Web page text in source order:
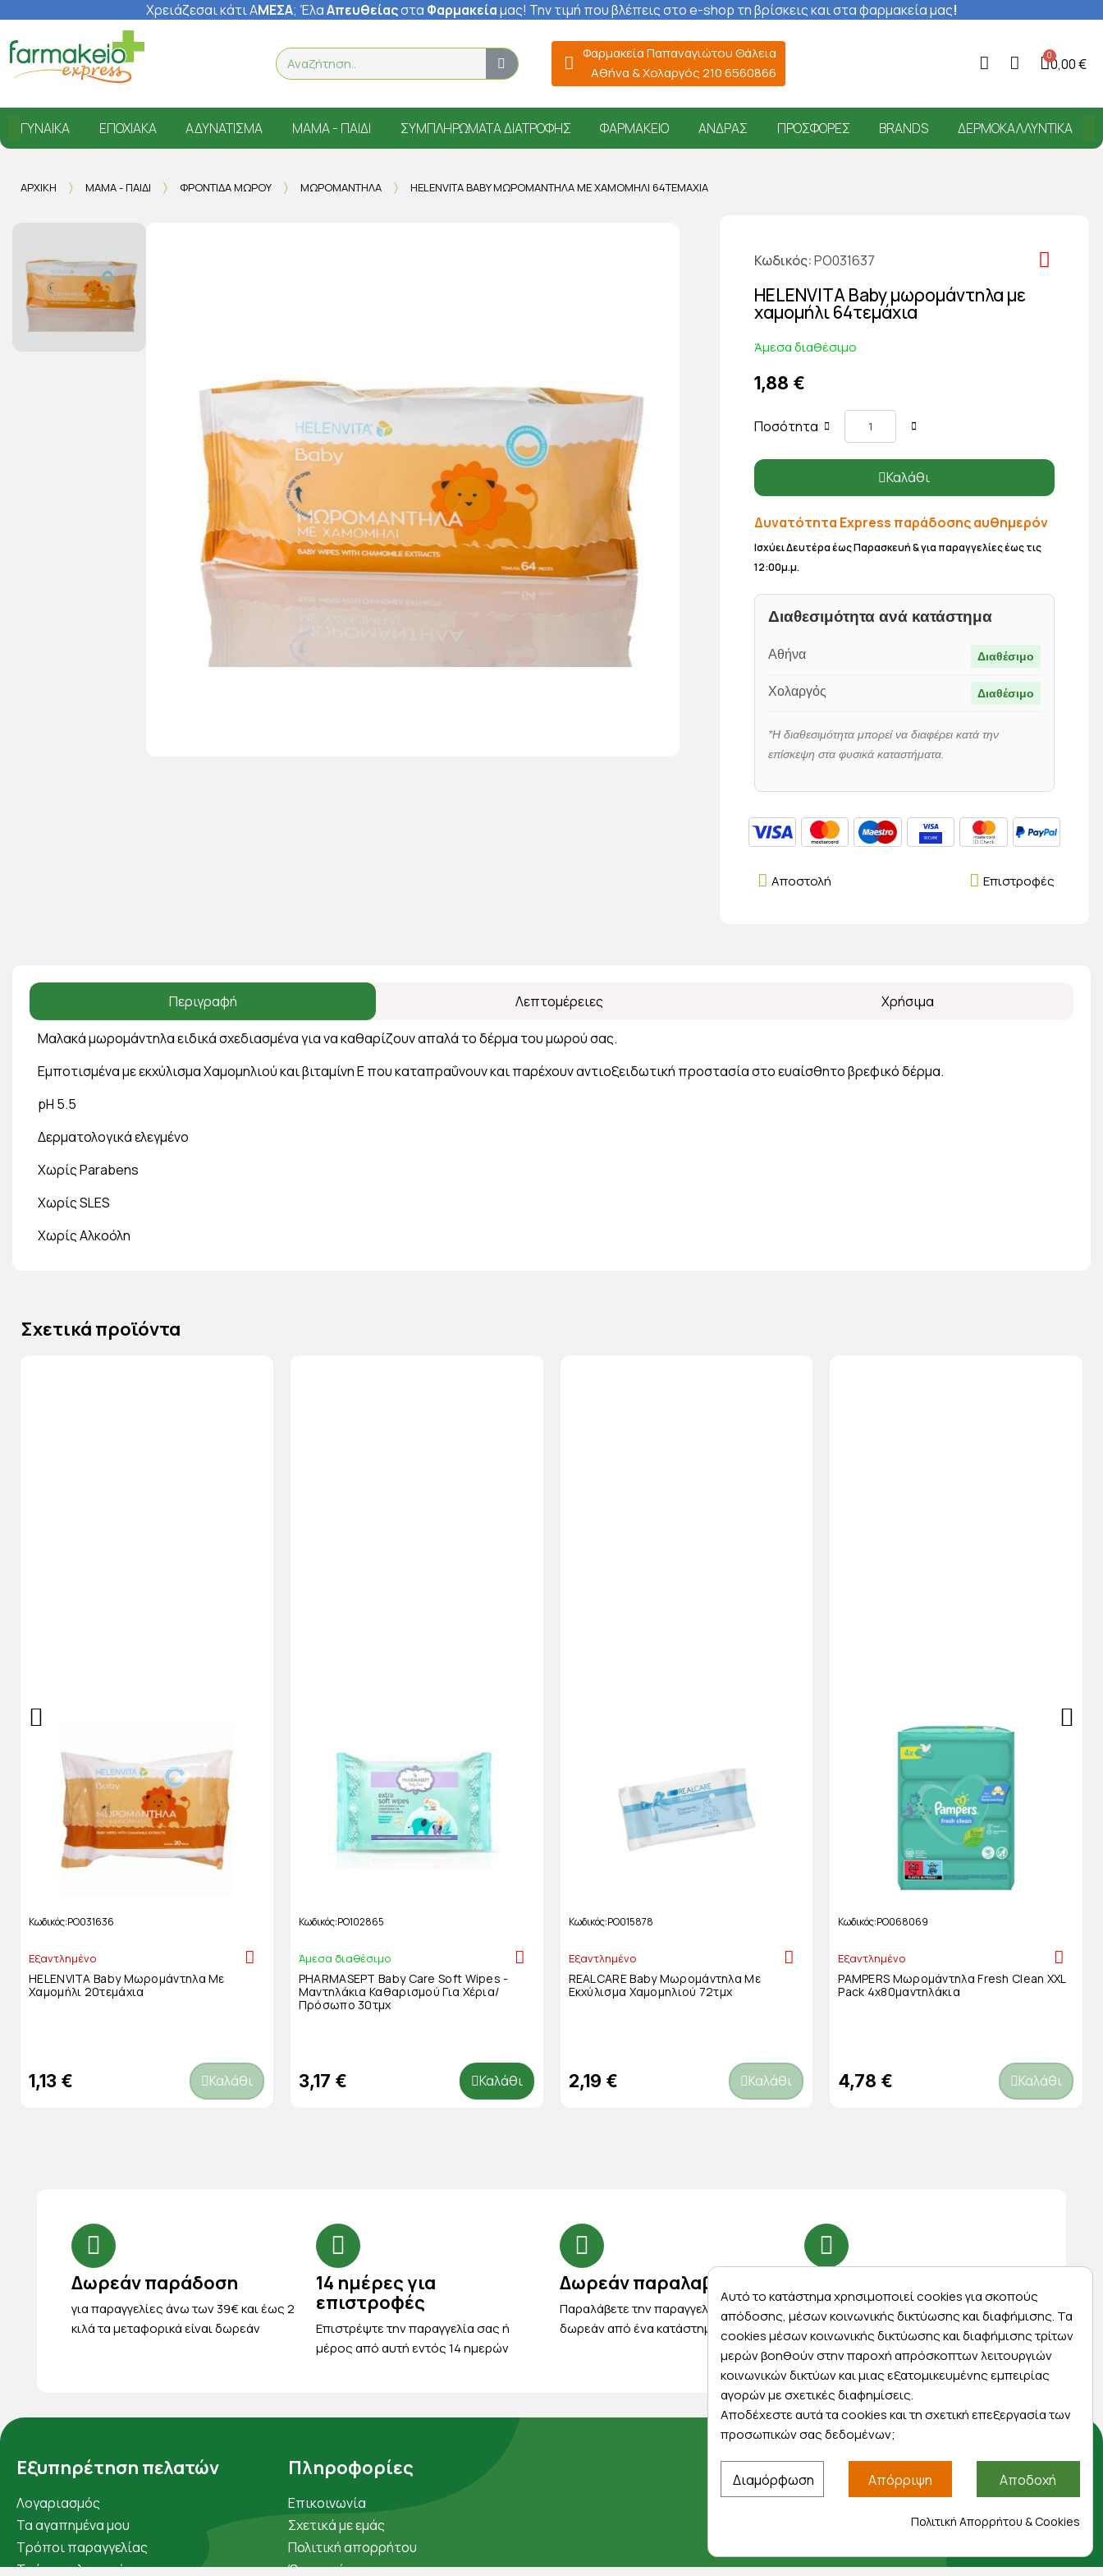
Χρειάζεσαι κάτι ΑΜΕΣΑ; ΈλαΑπευθείαςστα Φαρμακείαμας! Την τιμή που βλέπεις στο e-shop τη βρίσκεις και στα φαρμακεία μας!
Φαρμακεία Παπαναγιώτου Θάλεια
Αθήνα & Χολαργός 210 6560866
0,00 €
ΓΥΝΑΊΚΑ ΕΠΟΧΙΑΚΆ ΑΔΥΝΆΤΙΣΜΑ ΜΑΜΆ - ΠΑΙΔΊ ΣΥΜΠΛΗΡΏΜΑΤΑ ΔΙΑΤΡΟΦΉΣ ΦΑΡΜΑΚΕΊΟ ΆΝΔΡΑΣ ΠΡΟΣΦΟΡΈΣ BRANDS ΔΕΡΜΟΚΑΛΛΥΝΤΙΚΆ
ΑΡΧΙΚΉ ΜΑΜΆ - ΠΑΙΔΊ ΦΡΟΝΤΊΔΑ ΜΩΡΟΎ ΜΩΡΟΜΆΝΤΗΛΑ HELENVITA BABY ΜΩΡΟΜΆΝΤΗΛΑ ΜΕ ΧΑΜΟΜΉΛΙ 64ΤΕΜΆΧΙΑ
Κωδικός PO031637
HELENVITA Baby μωρομάντηλα με
χαμομήλι 64τεμάχια
Άμεσα διαθέσιμο
1,88 €
Ποσότητα
Καλάθι
Δυνατότητα Express παράδοσης αυθημερόν
Ισχύει Δευτέρα έως Παρασκευή & για παραγγελίες έως τις
12:00μ.μ.
Διαθεσιμότητα ανά κατάστημα
Αθήνα Διαθέσιμο
Χολαργός Διαθέσιμο
*Η διαθεσιμότητα μπορεί να διαφέρει κατά την
επίσκεψη στα φυσικά καταστήματα.
Επιστροφές
Αποστολή
Περιγραφή Λεπτομέρειες Χρήσιμα
Μαλακά μωρομάντηλα ειδικά σχεδιασμένα για να καθαρίζουν απαλά το δέρμα του μωρού σας.
Eμποτισμένα με εκχύλισμα Χαμομηλιού και βιταμίνη Ε που καταπραΰνουν και παρέχουν αντιοξειδωτική προστασία στο ευαίσθητο βρεφικό δέρμα.
pH 5.5
Δερματολογικά ελεγμένο
Χωρίς Parabens
Χωρίς SLES
Χωρίς Αλκοόλη
Σχετικά προϊόντα
Κωδικός PO031636
Εξαντλημένο
HELENVITA Baby Μωρομάντηλα Με
Χαμομήλι 20τεμάχια
1,13 € Καλάθι
Κωδικός PO102865
Άμεσα διαθέσιμο
PHARMASEPT Baby Care Soft Wipes -
Μαντηλάκια Καθαρισμού Για Χέρια/
Πρόσωπο 30τμχ
3,17 € Καλάθι
Κωδικός PO015878
Εξαντλημένο
REALCARE Baby Μωρομάντηλα Με
Εκχύλισμα Χαμομηλιού 72τμχ
2,19 € Καλάθι
Κωδικός PO068069
Εξαντλημένο
PAMPERS Μωρομάντηλα Fresh Clean XXL
Pack 4x80μαντηλάκια
4,78 € Καλάθι
Δωρεάν παράδοση
για παραγγελίες άνω των 39€ και έως 2
κιλά τα μεταφορικά είναι δωρεάν
14 ημέρες για
επιστροφές
Eπιστρέψτε την παραγγελία σας ή
μέρος από αυτή εντός 14 ημερών
Δωρεάν παραλαβή
Παραλάβετε την παραγγελία σας
δωρεάν από ένα κατάστημα μας
Κάντε σήμερα την παραγγελία σας και
παραλάβετε αύριο στην πόρτα σας
Εξυπηρέτηση πελατών
Λογαριασμός
Τα αγαπημένα μου
Τρόποι παραγγελίας
Τρόποι πληρωμής
Πληροφορίες
Επικοινωνία
Σχετικά με εμάς
Πολιτική απορρήτου
Όροι χρήσης
Αποκλειστικές προσφορές
πρώτοι για προσφορές, διαγωνισμούς,
Αυτό το κατάστημα χρησιμοποιεί cookies για σκοπούς
απόδοσης, μέσων κοινωνικής δικτύωσης και διαφήμισης. Τα
cookies μέσων κοινωνικής δικτύωσης και διαφήμισης τρίτων
μερών βοηθούν στην παροχή απρόσκοπτων λειτουργιών
κοινωνικών δικτύων και μιας εξατομικευμένης εμπειρίας
αγορών με σχετικές διαφημίσεις.
Αποδέχεστε αυτά τα cookies και τη σχετική επεξεργασία των
προσωπικών σας δεδομένων;
Διαμόρφωση Απόρριψη Αποδοχή
Πολιτική Απορρήτου & Cookies